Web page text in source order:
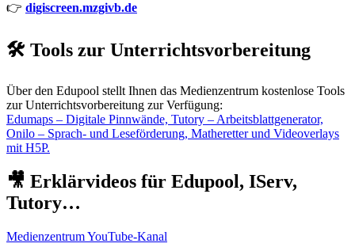
👉 digiscreen.mzgivb.de
🛠️ Tools zur Unterrichtsvorbereitung
Über den Edupool stellt Ihnen das Medienzentrum kostenlose Tools
zur Unterrichtsvorbereitung zur Verfügung:
Edumaps – Digitale Pinnwände, Tutory – Arbeitsblattgenerator,
Onilo – Sprach- und Leseförderung, Matheretter und Videoverlays
mit H5P.
🎥 Erklärvideos für Edupool, IServ,
Tutory…
Medienzentrum YouTube-Kanal